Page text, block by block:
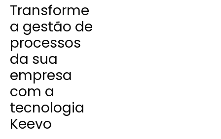
Transforme
a gestão de
processos
da sua
empresa
com a
tecnologia
Keevo